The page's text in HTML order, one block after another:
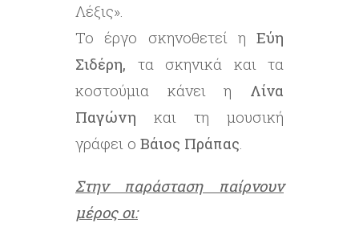
Λέξις».
Το έργο σκηνοθετεί η Εύη
Σιδέρη, τα σκηνικά και τα
κοστούμια κάνει η Λίνα
Παγώνη και τη μουσική
γράφει ο Βάιος Πράπας.
Στην παράσταση παίρνουν
μέρος οι: